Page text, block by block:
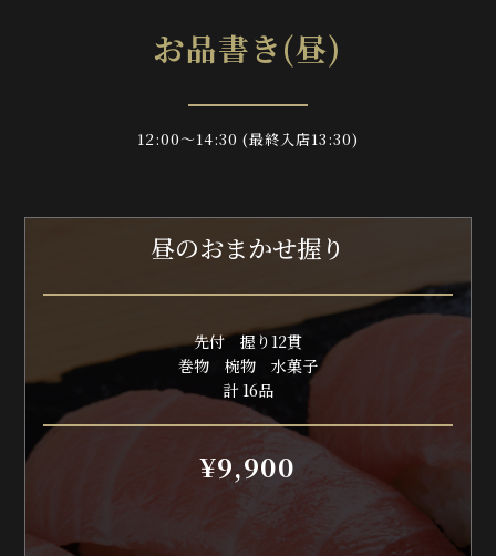
お品書き(昼)
12:00～14:30 (最終入店13:30)
昼のおまかせ握り
先付
握り12貫
巻物 椀物 水菓子
計 16品
¥9,900